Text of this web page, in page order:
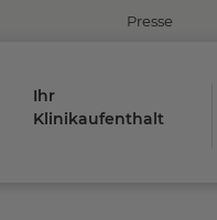
Presse
Ihr
Klinikaufenthalt